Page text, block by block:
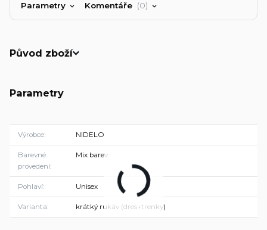
Parametry Komentáře 0
Původ zboží
Parametry
Výrobce NIDELO
Barevné
provedení
Mix barev
Pohlaví Unisex
Varianta krátký rukáv (dres+trenky)